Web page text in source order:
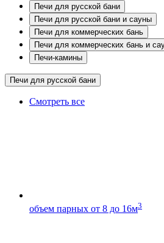
Печи для русской бани
Печи для русской бани и сауны
Печи для коммерческих бань
Печи для коммерческих бань и
Печи-камины
Печи для русской бани
Смотреть все
объем парных от 8 до 16м3